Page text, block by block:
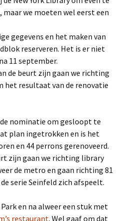
we moeten wel eerst een
gegevens en het maken van
reserveren. Het is er niet
11 september.
de beurt zijn gaan we richting
het resultaat van de renovatie
nominatie om gesloopt te
plan ingetrokken en is het
en 44 perrons gerenoveerd.
zijn gaan we richting library
de metro en gaan richting 81
serie Seinfeld zich afspeelt.
en na alweer een stuk met
restaurant. Wel gaaf om dat